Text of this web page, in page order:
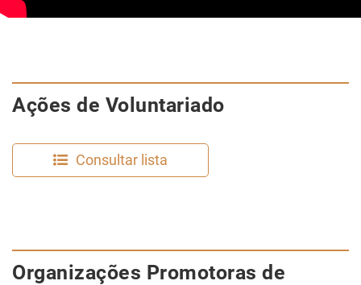
Ações de Voluntariado
Consultar lista
​Organizações Promotoras de